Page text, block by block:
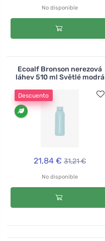
No disponible
Ecoalf Bronson nerezová
láhev 510 ml Světlé modrá
Descuento
21,84 € 31,21 €
No disponible